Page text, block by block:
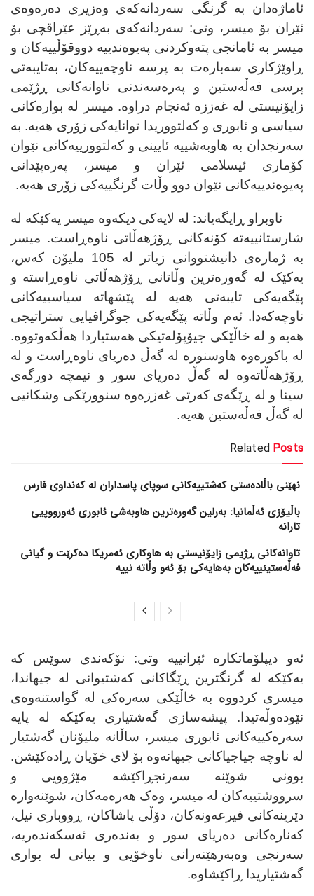
ئاماژەدان بە گرنگی سەردانەکەی وەزیری دەرەوەی
ئێران بۆ میسر، وتی: سەردانەکەی بەڕێز عێراقچی بۆ
میسر بە ئامانجی پتەوکردنی پەیوەندییە دووقۆڵییەکان و
ڕاوێژکاری سەبارەت بە پرسە ناوچەییەکان، بەتایبەتی
پرسی فەڵەستین و پەرەسەندنی تاوانەکانی ڕژێمی
زایۆنیستی لە غەززە ئەنجام دراوە. میسر لە بوارەکانی
سیاسی و ئابوری و کەلتووریدا توانایەکی زۆری هەیە. بە
سەرنجدان بە هاوبەشییە ئایینی و کەلتوورییەکانی نێوان
کۆماری ئیسلامی ئێران و میسر، پەرەپێدانی
پەیوەندییەکانی نێوان دوو وڵات گرنگییەکی زۆری هەیە.
ناوبراو ڕایگەیاند: لە لایەکی دیکەوە میسر یەکێکە لە
شارستانییەتە کۆنەکانی ڕۆژهەڵاتی ناوەڕاست. میسر
بە ژمارەی دانیشتووانی زیاتر لە 105 ملیۆن کەس،
یەکێک لە گەورەترین وڵاتانی ڕۆژهەڵاتی ناوەڕاستە و
پێگەیەکی تایبەتی هەیە لە پێشهاتە سیاسییەکانی
ناوچەکەدا. ئەم وڵاتە پێگەیەکی جوگرافیایی ستراتیجی
هەیە و لە خاڵێکی جیۆپۆلەتیکی هەستیاردا هەڵکەوتووە.
لە باکورەوە هاوسنورە لە گەڵ دەریای ناوەڕاست و لە
ڕۆژهەڵاتەوە لە گەڵ دەریای سور و نیمچە دورگەی
سینا و لە ڕێگەی کەرتی غەززەوە سنوورێکی وشکانیی
لە گەڵ فەڵەستین هەیە.
Related Posts
نهێنی باڵادەستی کەشتییەکانی سوپای پاسداران لە کەنداوی فارس
باڵیۆزی ئەڵمانیا: بەرلین گەورەترین هاوبەشی ئابوری ئەورووپیی
تارانە
تاوانەکانی ڕژیمی زایۆنیستی بە هاوکاری ئەمریکا دەکرێت و گیانی
فەڵەستینییەکان بەهایەکی بۆ ئەو وڵاتە نییە
ئەو دیپلۆماتکارە ئێرانییە وتی: نۆکەندی سوێس کە
یەکێکە لە گرنگترین ڕێگاکانی کەشتیوانی لە جیهاندا،
میسری کردووە بە خاڵێکی سەرەکی لە گواستنەوەی
نێودەوڵەتیدا. پیشەسازی گەشتیاری یەکێکە لە پایە
سەرەکییەکانی ئابوری میسر، ساڵانە ملیۆنان گەشتیار
لە ناوچە جیاجیاکانی جیهانەوە بۆ لای خۆیان ڕادەکێشن.
بوونی شوێنە سەرنجڕاکێشە مێژوویی و
سرووشتییەکان لە میسر، وەک هەرەمەکان، شوێنەوارە
دێرینەکانی فیرعەونەکان، دۆڵی پاشاکان، ڕووباری نیل،
کەنارەکانی دەریای سور و بەندەری ئەسکەندەریە،
سەرنجی وەبەرهێنەرانی ناوخۆیی و بیانی لە بواری
گەشتیاریدا ڕاکێشاوە.